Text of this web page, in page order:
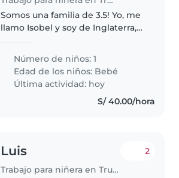
Somos una familia de 3.5! Yo, me
llamo Isobel y soy de Inglaterra,
embarazada de una chica (.5).
Tengo mi pareja, se llama
Richard y es Trujillano y
tenemos..
Número de niños: 1
Edad de los niños: Bebé
Última actividad: hoy
S/ 40.00/hora
Luis
Trabajo para niñera en Trujillo
2